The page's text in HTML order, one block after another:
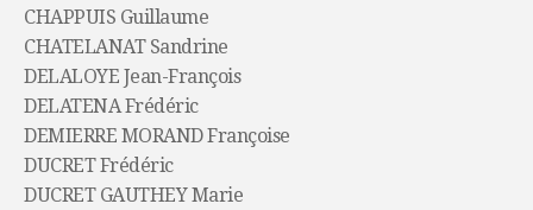
CHAPPUIS Guillaume
CHATELANAT Sandrine
DELALOYE Jean-François
DELATENA Frédéric
DEMIERRE MORAND Françoise
DUCRET Frédéric
DUCRET GAUTHEY Marie